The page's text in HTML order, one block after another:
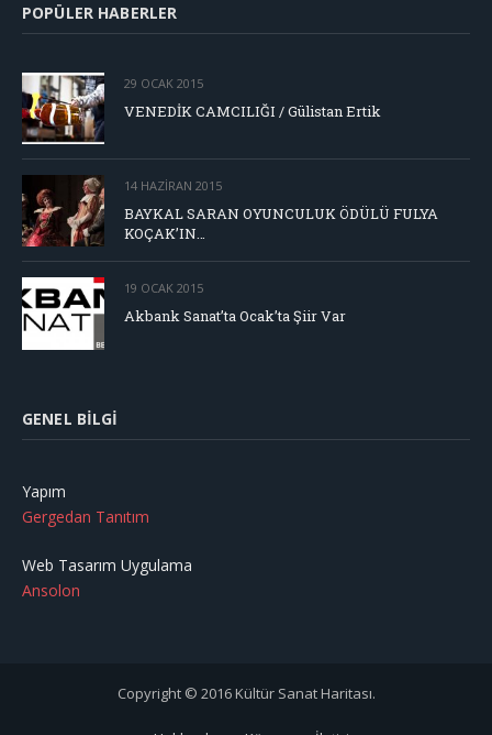
POPÜLER HABERLER
29 OCAK 2015
VENEDİK CAMCILIĞI / Gülistan Ertik
14 HAZIRAN 2015
BAYKAL SARAN OYUNCULUK ÖDÜLÜ FULYA
KOÇAK’IN…
19 OCAK 2015
Akbank Sanat’ta Ocak’ta Şiir Var
GENEL BILGI
Yapım
Gergedan Tanıtım
Web Tasarım Uygulama
Ansolon
Copyright © 2016 Kültür Sanat Haritası.